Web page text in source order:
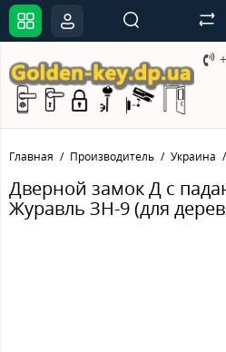
Главная Производитель Украина
Дверной замок Д с
Журавль ЗН-9 (для